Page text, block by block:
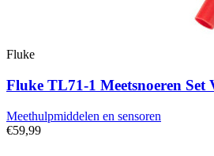
Fluke
Fluke TL71-1 Meetsnoeren
Meethulpmiddelen en sensoren
€59,99